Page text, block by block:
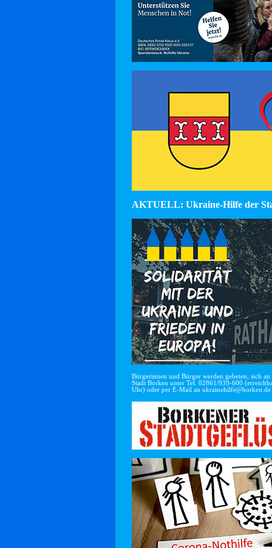
AKTUELL: Ukraine-Hilfe der
Bürgerinnen und Bürger werden gebeten, sich
Stadt Borken unter Tel. 02861/939-600
Uhr) oder per E-Mail an ukrainehilfe@borken.de